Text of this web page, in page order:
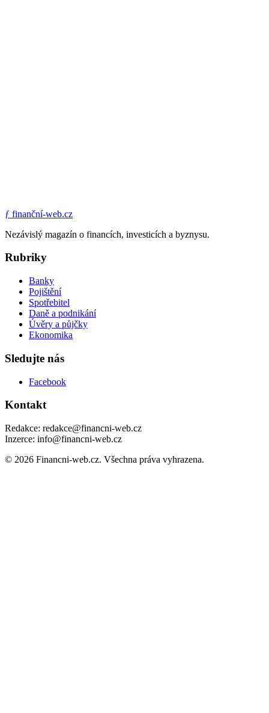
ƒ finanční-web.cz
Nezávislý magazín o financích, investicích a byznysu.
Rubriky
Banky
Pojištění
Spotřebitel
Daně a podnikání
Úvěry a půjčky
Ekonomika
Sledujte nás
Facebook
Kontakt
Redakce: redakce@financni-web.cz
Inzerce: info@financni-web.cz
© 2026 Financni-web.cz. Všechna práva vyhrazena.